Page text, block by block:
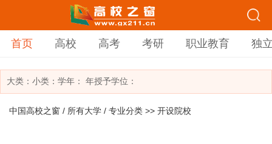
首页 高校 高考 考研 职业教育 独
大类： 小类： 学年： 年授予学位：
中国高校之窗 / 所有大学 / 专业分类 >> 开设院校